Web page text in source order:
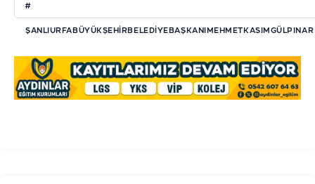
#
ŞANLIURFABÜYÜKŞEHIRBELEDIYEBAŞKANIMEHMETKASIMGÜLPINAR